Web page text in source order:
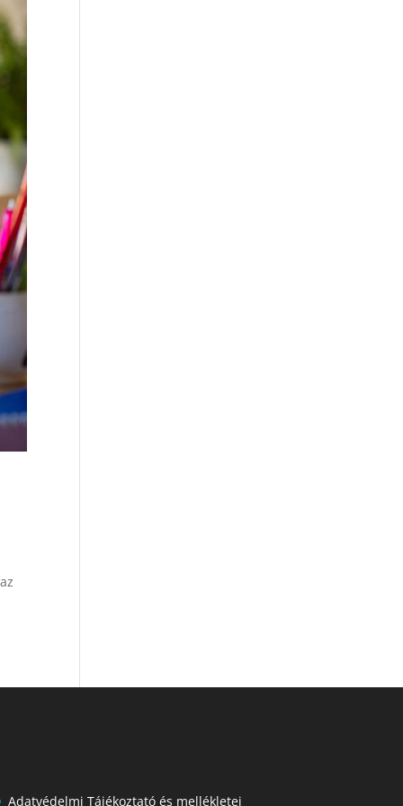
Adatvédelmi Tájékoztató és mellékletei